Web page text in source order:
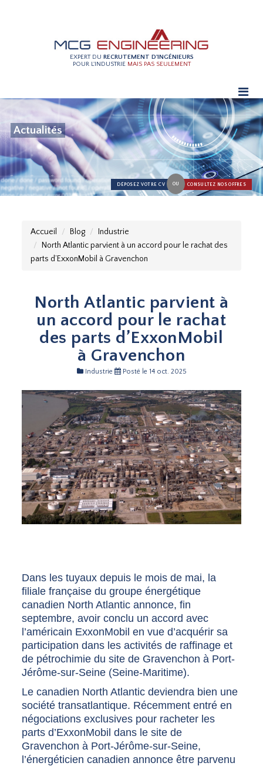
EXPERT DU RECRUTEMENT D'INGÉNIEURS
POUR L'INDUSTRIE MAIS PAS SEULEMENT
Actualités
DÉPOSEZ VOTRE CV OU CONSULTEZ NOS OFFRES
Accueil Blog
Industrie
North Atlantic parvient à un accord pour le rachat des
parts d’ExxonMobil à Gravenchon
North Atlantic parvient à
un accord pour le rachat
des parts d’ExxonMobil
à Gravenchon
Industrie Posté le 14 oct. 2025
Dans les tuyaux depuis le mois de mai, la
filiale française du groupe énergétique
canadien North Atlantic annonce, fin
septembre, avoir conclu un accord avec
l’américain ExxonMobil en vue d’acquérir sa
participation dans les activités de raffinage et
de pétrochimie du site de Gravenchon à Port-
Jérôme-sur-Seine (Seine-Maritime).
Le canadien North Atlantic deviendra bien une
société transatlantique. Récemment entré en
négociations exclusives pour racheter les
parts d’ExxonMobil dans le site de
Gravenchon à Port-Jérôme-sur-Seine,
l’énergéticien canadien annonce être parvenu